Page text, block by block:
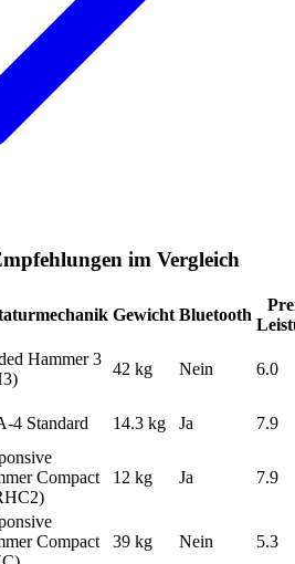
im Vergleich
Gewicht Bluetooth
Hammer 3
42 kg Nein 6.0
4 Standard 14.3 kg Ja 7.9
Compact
12 kg Ja 7.9
Compact
39 kg Nein 5.3